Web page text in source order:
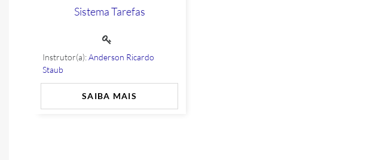
Sistema Tarefas
Instrutor(a):Anderson Ricardo
Staub
SAIBA MAIS